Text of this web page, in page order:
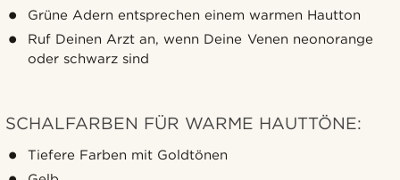
Grüne Adern entsprechen einem warmen Hautton
Ruf Deinen Arzt an, wenn Deine Venen neonorange
oder schwarz sind
SCHALFARBEN FÜR WARME HAUTTÖNE:
Tiefere Farben mit Goldtönen